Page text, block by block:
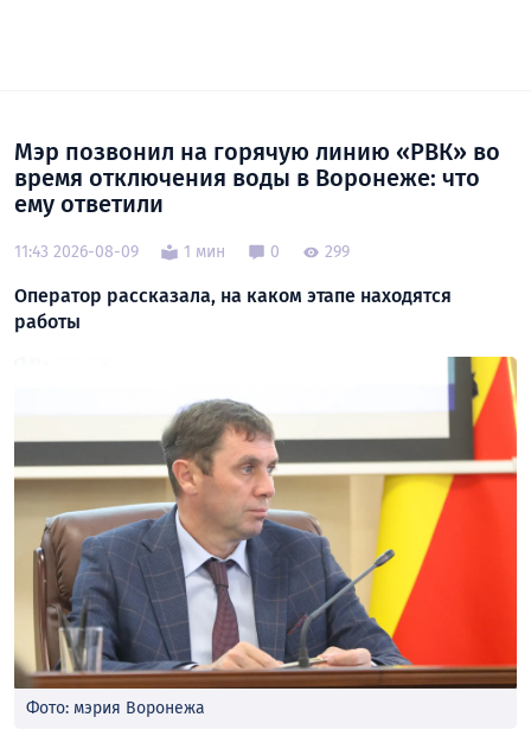
Мэр позвонил на горячую линию «РВК» во
время отключения воды в Воронеже: что
ему ответили
11:43 2026-08-09 1 мин 0 299
Оператор рассказала, на каком этапе находятся
работы
Фото: мэрия Воронежа